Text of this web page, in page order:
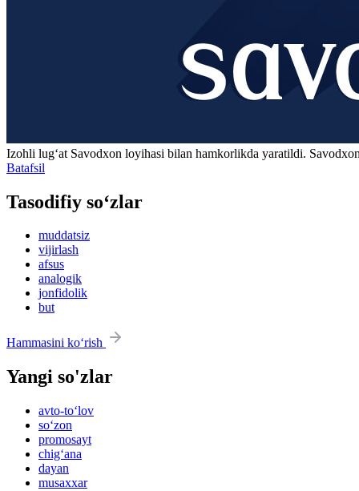
Izohli lugʻat Savodxon loyihasi bilan hamkorlikda yaratildi.
Batafsil
Tasodifiy so‘zlar
muddatsiz
vijirlash
afsus
analogik
jonfidolik
but
Hammasini ko‘rish
Yangi so'zlar
avto-to‘lov
so‘zon
promosayt
chig‘ana
dayan
musaxxar